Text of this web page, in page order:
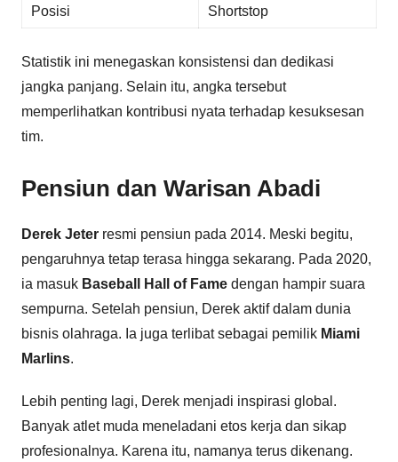
Posisi Shortstop
Statistik ini menegaskan konsistensi dan dedikasi
jangka panjang. Selain itu, angka tersebut
memperlihatkan kontribusi nyata terhadap kesuksesan
tim.
Pensiun dan Warisan Abadi
Derek Jeter resmi pensiun pada 2014. Meski begitu,
pengaruhnya tetap terasa hingga sekarang. Pada 2020,
ia masuk Baseball Hall of Fame dengan hampir suara
sempurna. Setelah pensiun, Derek aktif dalam dunia
bisnis olahraga. Ia juga terlibat sebagai pemilik Miami
Marlins.
Lebih penting lagi, Derek menjadi inspirasi global.
Banyak atlet muda meneladani etos kerja dan sikap
profesionalnya. Karena itu, namanya terus dikenang.